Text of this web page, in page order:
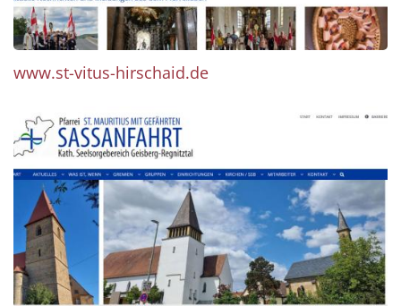
www.st-vitus-hirschaid.de